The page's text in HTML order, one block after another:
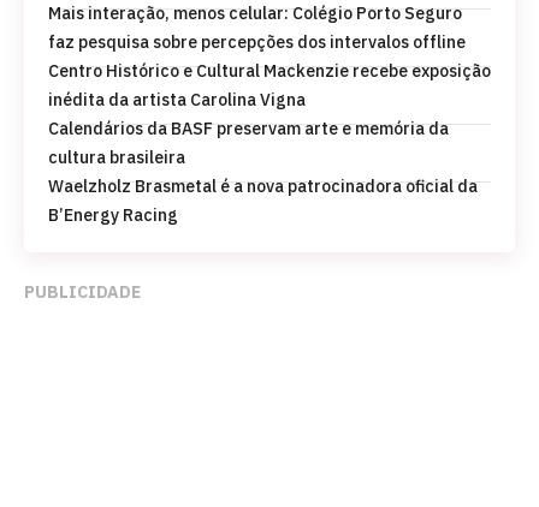
Mais interação, menos celular: Colégio Porto Seguro
faz pesquisa sobre percepções dos intervalos offline
Centro Histórico e Cultural Mackenzie recebe exposição
inédita da artista Carolina Vigna
Calendários da BASF preservam arte e memória da
cultura brasileira
Waelzholz Brasmetal é a nova patrocinadora oficial da
B’Energy Racing
PUBLICIDADE